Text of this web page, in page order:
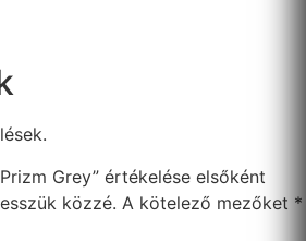
Grey” értékelése elsőként
közzé. A kötelező mezőket *